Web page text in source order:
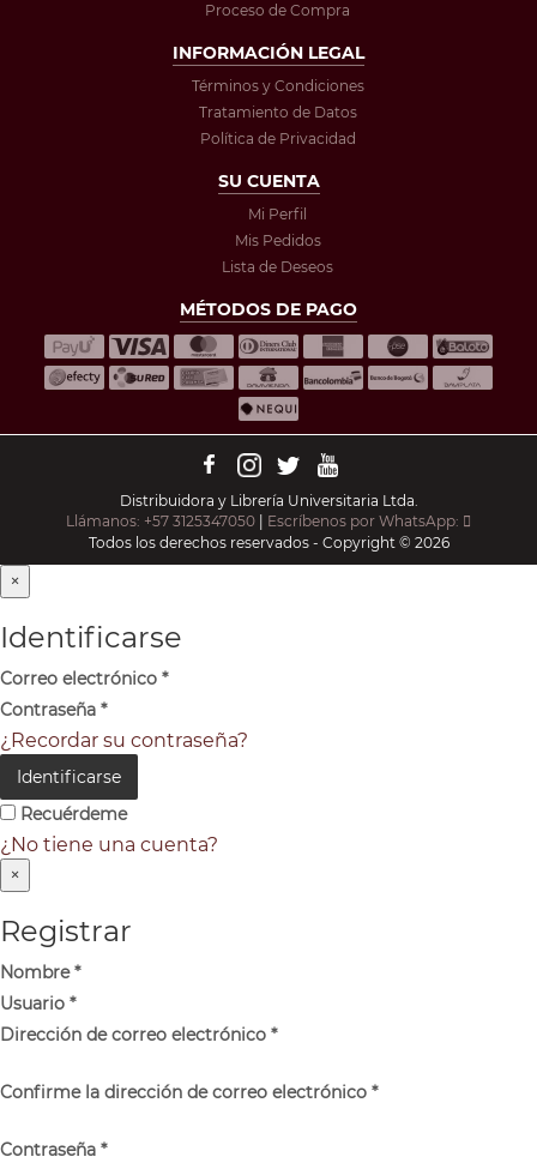
Proceso de Compra
INFORMACIÓN LEGAL
Términos y Condiciones
Tratamiento de Datos
Política de Privacidad
SU CUENTA
Mi Perfil
Mis Pedidos
Lista de Deseos
MÉTODOS DE PAGO
Distribuidora y Librería Universitaria Ltda.
Llámanos: +57 3125347050
Escríbenos por WhatsApp:
Todos los derechos reservados - Copyright © 2026
×
Identificarse
Correo electrónico *
Contraseña *
¿Recordar su contraseña?
Identificarse
Recuérdeme
¿No tiene una cuenta?
×
Registrar
Nombre*
Usuario *
Dirección de correo electrónico *
Confirme la dirección de correo electrónico *
Contraseña *